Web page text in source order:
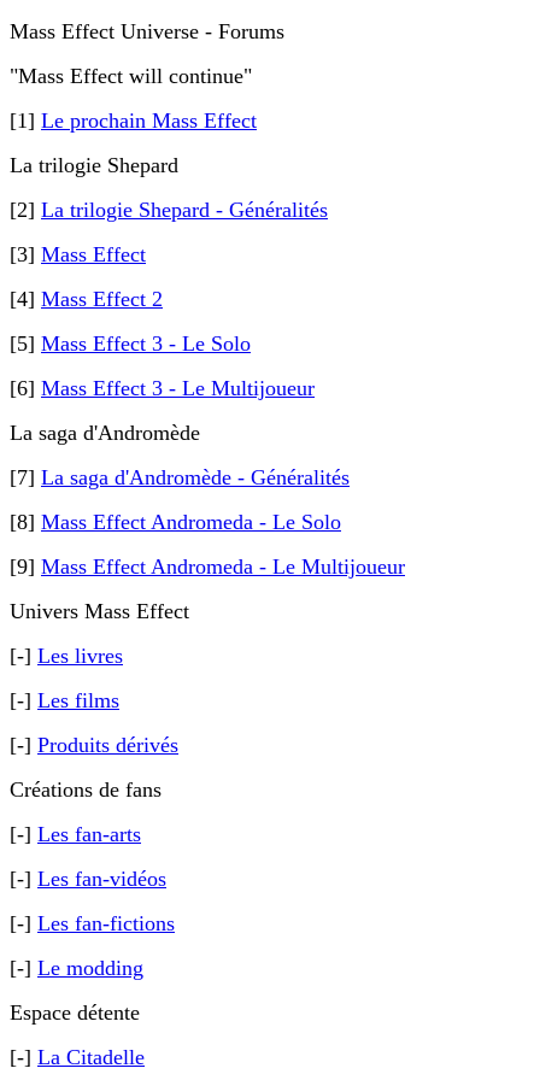
Mass Effect Universe - Forums
"Mass Effect will continue"
[1] Le prochain Mass Effect
La trilogie Shepard
[2] La trilogie Shepard - Généralités
[3] Mass Effect
[4] Mass Effect 2
[5] Mass Effect 3 - Le Solo
[6] Mass Effect 3 - Le Multijoueur
La saga d'Andromède
[7] La saga d'Andromède - Généralités
[8] Mass Effect Andromeda - Le Solo
[9] Mass Effect Andromeda - Le Multijoueur
Univers Mass Effect
[-] Les livres
[-] Les films
[-] Produits dérivés
Créations de fans
[-] Les fan-arts
[-] Les fan-vidéos
[-] Les fan-fictions
[-] Le modding
Espace détente
[-] La Citadelle